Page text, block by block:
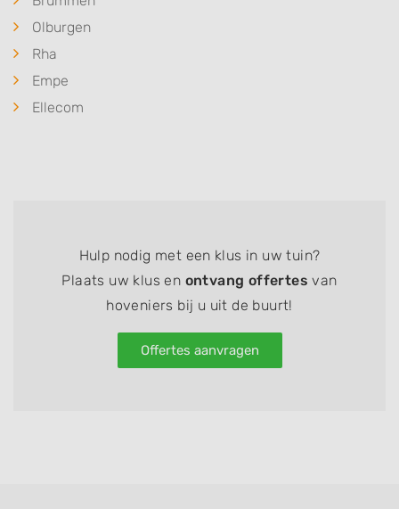
Olburgen
Rha
Empe
Ellecom
Hulp nodig met een klus in uw tuin?
Plaats uw klus en ontvang offertes van
hoveniers bij u uit de buurt!
Offertes aanvragen